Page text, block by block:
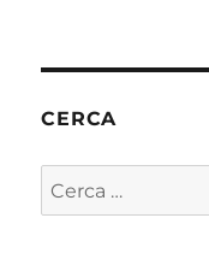
CERCA
Cerca: